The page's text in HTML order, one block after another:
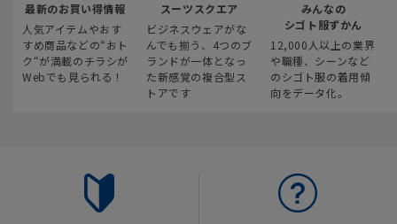
最新のお買い得情報
人気アイテムやおす
すめ商品などの“おト
ク“が満載のチラシが
Webでも見られる！
スーツスクエア
ビジネスウェアがな
んでも揃う、4つのブ
ランドが一体となっ
た新感覚の複合型ス
トアです
みんなの
シゴト服ずかん
12,000人以上の業界
や職種、シーンなど
のシゴト服の着用傾
向をデータ化。